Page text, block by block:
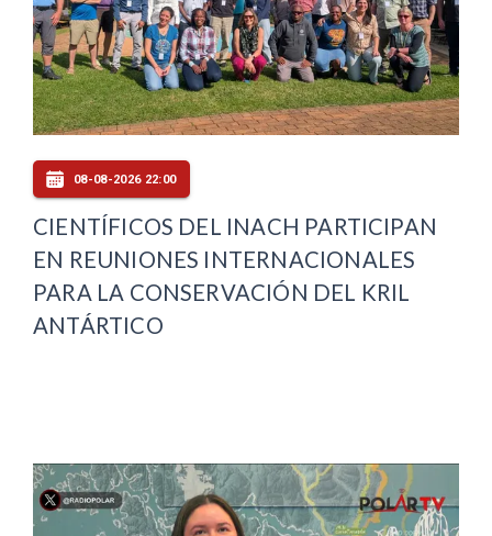
08-08-2026 22:00
CIENTÍFICOS DEL INACH PARTICIPAN
EN REUNIONES INTERNACIONALES
PARA LA CONSERVACIÓN DEL KRIL
ANTÁRTICO